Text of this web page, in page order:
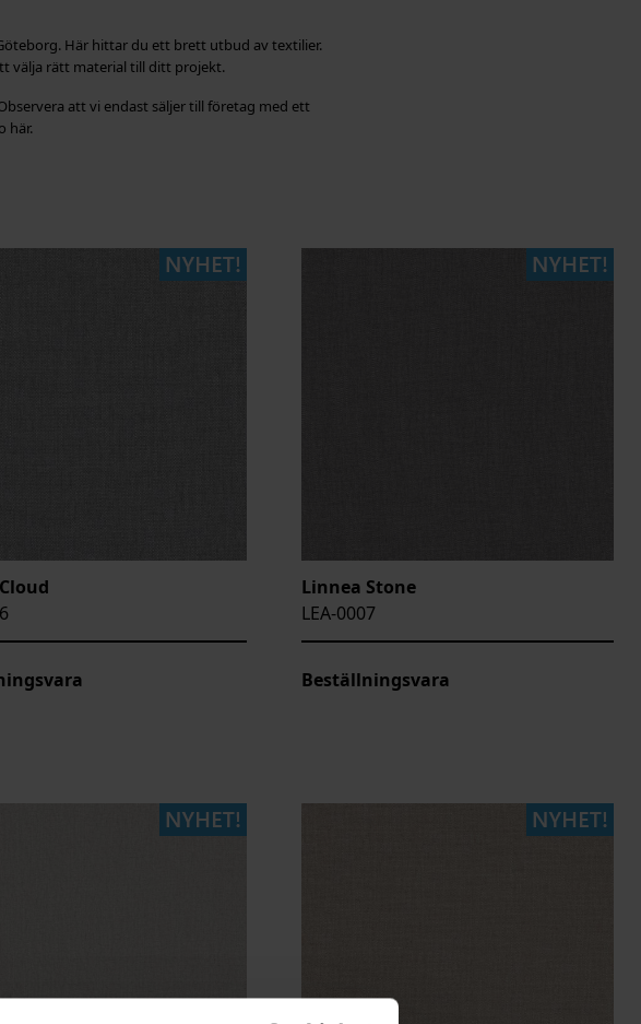
Här hittar du ett brett utbud av textilier.
välja rätt material till ditt projekt.
att vi endast säljer till företag med ett
här.
Linnea Stone
LEA-0007
Beställningsvara